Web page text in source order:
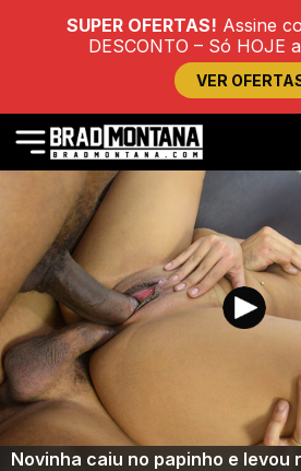
SUPER OFERTAS! Assine
DESCONTO – Só HOJE
VER
Novinha caiu no papinho e levou